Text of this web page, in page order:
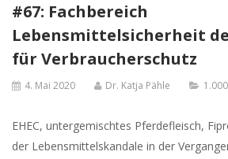
#67: Fachbereich
Lebensmittelsicherheit
für Verbraucherschutz
4. Mai 2020 Dr. Katja Pähle
EHEC, untergemischtes Pferdefleisch,
der Lebensmittelskandale in der